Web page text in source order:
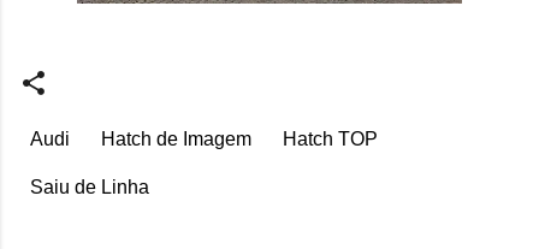
Audi Hatch de Imagem Hatch TOP
Saiu de Linha